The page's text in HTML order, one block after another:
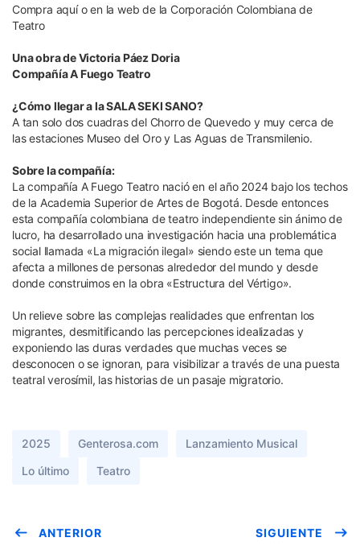
Compra aquí o en la web de la Corporación Colombiana de
Teatro
Una obra de Victoria Páez Doria
Compañía A Fuego Teatro
¿Cómo llegar a la SALA SEKI SANO?
A tan solo dos cuadras del Chorro de Quevedo y muy cerca de
las estaciones Museo del Oro y Las Aguas de Transmilenio.
Sobre la compañía:
La compañía A Fuego Teatro nació en el año 2024 bajo los techos
de la Academia Superior de Artes de Bogotá. Desde entonces
esta compañía colombiana de teatro independiente sin ánimo de
lucro, ha desarrollado una investigación hacia una problemática
social llamada «La migración ilegal» siendo este un tema que
afecta a millones de personas alrededor del mundo y desde
donde construimos en la obra «Estructura del Vértigo».
Un relieve sobre las complejas realidades que enfrentan los
migrantes, desmitificando las percepciones idealizadas y
exponiendo las duras verdades que muchas veces se
desconocen o se ignoran, para visibilizar a través de una puesta
teatral verosímil, las historias de un pasaje migratorio.
2025 Genterosa.com
Lanzamiento Musical
Lo último
Teatro
ANTERIOR SIGUIENTE